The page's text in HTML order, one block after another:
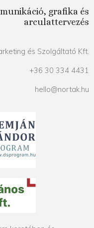
grafika és
arculattervezés
és Szolgáltató Kft.
+36 30 334 4431
hello@nortak.hu